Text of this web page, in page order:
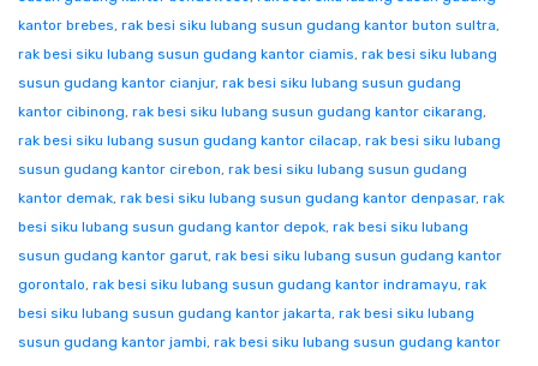
kantor brebes, rak besi siku lubang susun gudang kantor buton sultra,
rak besi siku lubang susun gudang kantor ciamis, rak besi siku lubang
susun gudang kantor cianjur, rak besi siku lubang susun gudang
kantor cibinong, rak besi siku lubang susun gudang kantor cikarang,
rak besi siku lubang susun gudang kantor cilacap, rak besi siku lubang
susun gudang kantor cirebon, rak besi siku lubang susun gudang
kantor demak, rak besi siku lubang susun gudang kantor denpasar, rak
besi siku lubang susun gudang kantor depok, rak besi siku lubang
susun gudang kantor garut, rak besi siku lubang susun gudang kantor
gorontalo, rak besi siku lubang susun gudang kantor indramayu, rak
besi siku lubang susun gudang kantor jakarta, rak besi siku lubang
susun gudang kantor jambi, rak besi siku lubang susun gudang kantor